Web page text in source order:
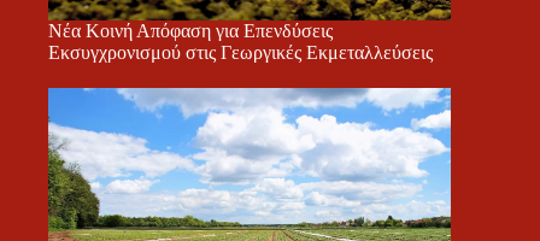
Νέα Κοινή Απόφαση για Επενδύσεις
Εκσυγχρονισμού στις Γεωργικές Εκμεταλλεύσεις